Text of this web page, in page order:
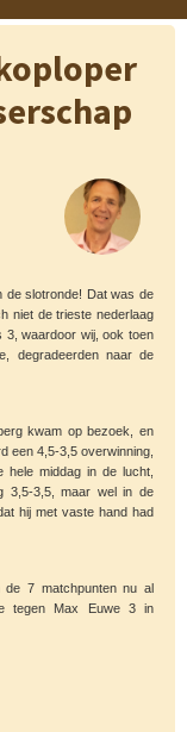
de slotronde! Dat was de
niet de trieste nederlaag
3, waardoor wij, ook toen
degradeerden naar de
kwam op bezoek, en
een 4,5-3,5 overwinning,
hele middag in de lucht,
3,5-3,5, maar wel in de
hij met vaste hand had
7 matchpunten nu al
tegen Max Euwe 3 in